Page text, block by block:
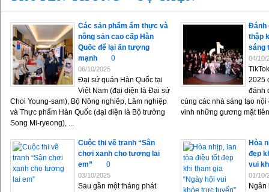
Các sản phẩm ẩm thực và
nông sản cao cấp Hàn
Quốc để lại ấn tượng
mạnh
0
06/10/2025
Đại sứ quán Hàn Quốc tại
Việt Nam (đại diện là Đại sứ
Choi Young-sam), Bộ Nông nghiệp, Lâm nghiệp
và Thực phẩm Hàn Quốc (đại diện là Bộ trưởng
Song Mi-ryeong), ...
Đánh
thập
sáng
04/10/
2025
đánh
cùng các nhà sáng tạo nội
vinh những gương mặt
Cuộc thi vẽ tranh “Sân
chơi xanh cho tương lai
em”
0
03/10/2025
Sau gần một tháng phát
Hòa
đẹp
vui
01/10/
Ngân